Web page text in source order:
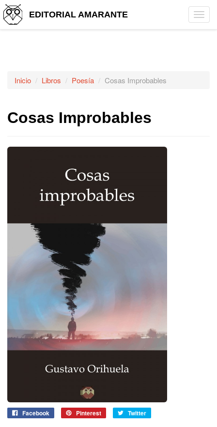
EDITORIAL AMARANTE
Inicio Libros Poesía Cosas Improbables
Cosas Improbables
Facebook Pinterest Twitter